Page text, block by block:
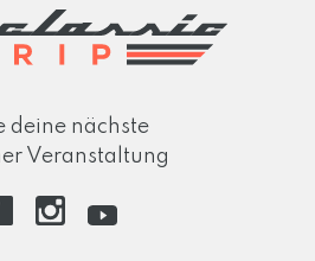
deine nächste
Veranstaltung